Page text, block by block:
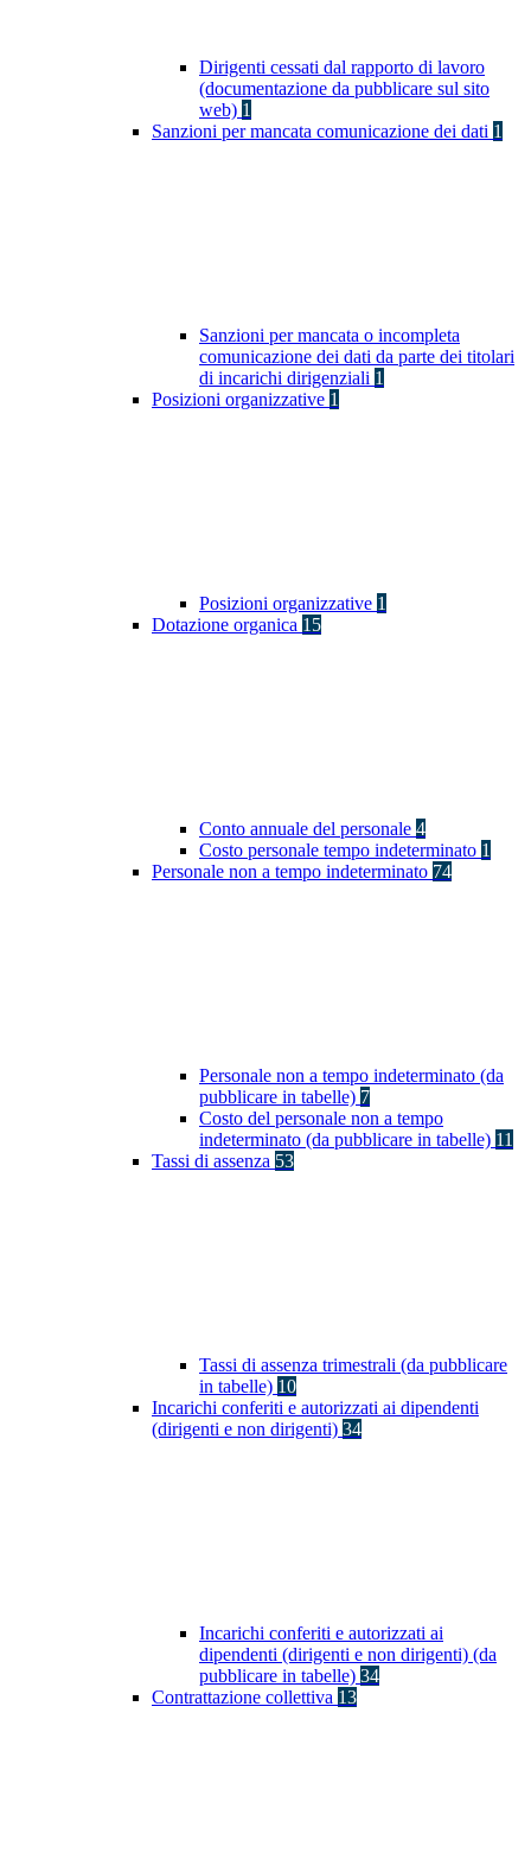
Dirigenti cessati dal rapporto di lavoro
(documentazione da pubblicare sul sito
web) 1
Sanzioni per mancata comunicazione dei dati 1
Sanzioni per mancata o incompleta
comunicazione dei dati da parte dei titolari
di incarichi dirigenziali 1
Posizioni organizzative 1
Posizioni organizzative 1
Dotazione organica 15
Conto annuale del personale 4
Costo personale tempo indeterminato 1
Personale non a tempo indeterminato 74
Personale non a tempo indeterminato (da
pubblicare in tabelle) 7
Costo del personale non a tempo
indeterminato (da pubblicare in tabelle) 11
Tassi di assenza 53
Tassi di assenza trimestrali (da pubblicare
in tabelle) 10
Incarichi conferiti e autorizzati ai dipendenti
(dirigenti e non dirigenti) 34
Incarichi conferiti e autorizzati ai
dipendenti (dirigenti e non dirigenti) (da
pubblicare in tabelle) 34
Contrattazione collettiva 13